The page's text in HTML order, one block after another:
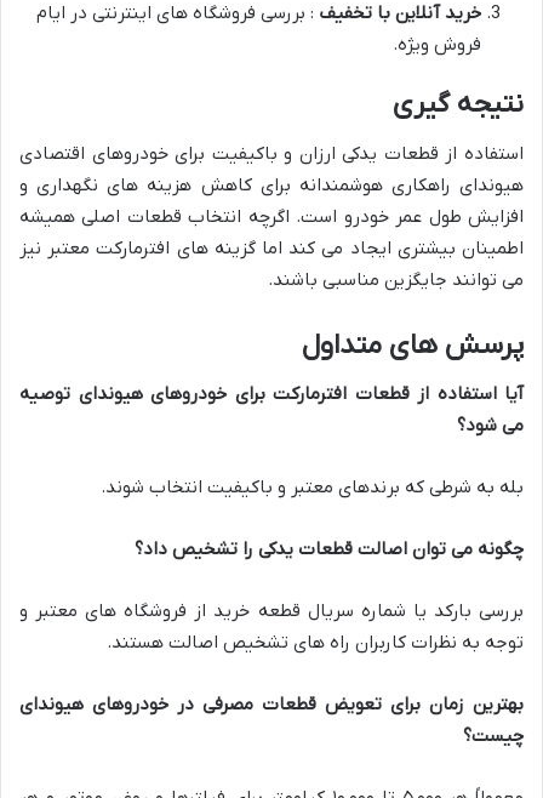
خرید آنلاین با تخفیف : بررسی فروشگاه های اینترنتی در ایام
فروش ویژه.
نتیجه گیری
استفاده از قطعات یدکی ارزان و باکیفیت برای خودروهای اقتصادی
هیوندای راهکاری هوشمندانه برای کاهش هزینه های نگهداری و
افزایش طول عمر خودرو است. اگرچه انتخاب قطعات اصلی همیشه
اطمینان بیشتری ایجاد می کند اما گزینه های افترمارکت معتبر نیز
می توانند جایگزین مناسبی باشند.
پرسش های متداول
آیا استفاده از قطعات افترمارکت برای خودروهای هیوندای توصیه
می شود؟
بله به شرطی که برندهای معتبر و باکیفیت انتخاب شوند.
چگونه می توان اصالت قطعات یدکی را تشخیص داد؟
بررسی بارکد یا شماره سریال قطعه خرید از فروشگاه های معتبر و
توجه به نظرات کاربران راه های تشخیص اصالت هستند.
بهترین زمان برای تعویض قطعات مصرفی در خودروهای هیوندای
چیست؟